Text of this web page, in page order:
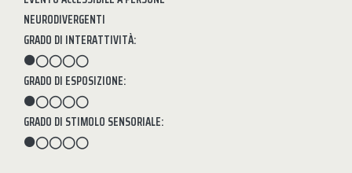
NEURODIVERGENTI
GRADO DI INTERATTIVITÀ:
⚫◯◯◯◯
GRADO DI ESPOSIZIONE:
⚫◯◯◯◯
GRADO DI STIMOLO SENSORIALE:
⚫◯◯◯◯